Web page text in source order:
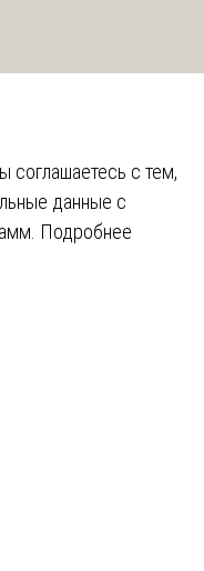
соглашаетесь с тем,
данные с
Подробнее